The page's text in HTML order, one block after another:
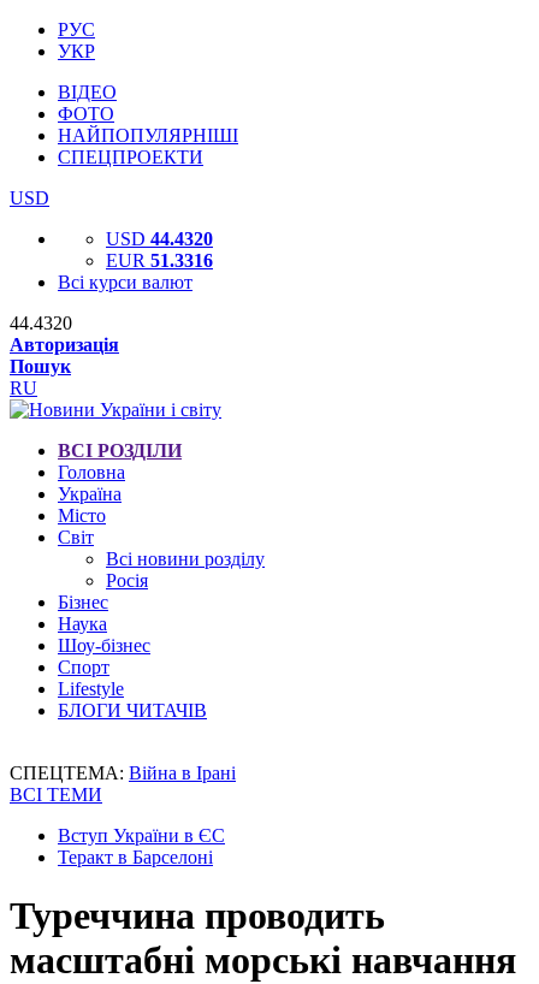
РУС
УКР
ВІДЕО
ФОТО
НАЙПОПУЛЯРНІШІ
СПЕЦПРОЕКТИ
USD
USD 44.4320
EUR 51.3316
Всі курси валют
44.4320
Авторизація
Пошук
RU
ВСІ РОЗДІЛИ
Головна
Україна
Місто
Світ
Всі новини розділу
Росія
Бізнес
Наука
Шоу-бізнес
Спорт
Lifestyle
БЛОГИ ЧИТАЧІВ
СПЕЦТЕМА: Війна в Ірані
ВСІ ТЕМИ
Вступ України в ЄС
Теракт в Барселоні
Туреччина проводить
масштабні морські навчання